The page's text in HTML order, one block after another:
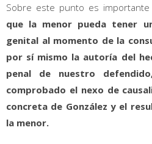
Sobre este punto es importante
que la menor pueda tener
genital al momento de la
por sí mismo la autoría del
penal de nuestro
comprobado el nexo de
concreta de González y el
la menor.